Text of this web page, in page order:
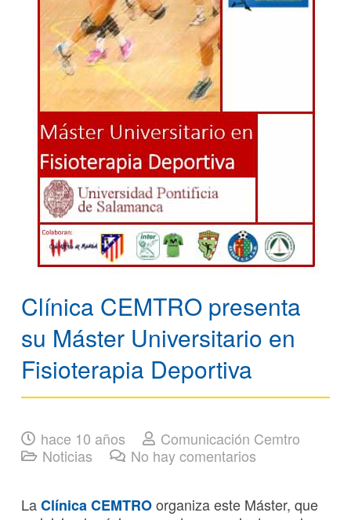
Clínica CEMTRO presenta
su Máster Universitario en
Fisioterapia Deportiva
hace 10 años
Comunicación Cemtro
Noticias
No hay comentarios
LaClínica CEMTROorganiza este Máster, que